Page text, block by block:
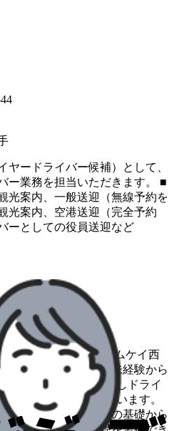
ヤードライバー候補）として、
ー業務を担当いただきます。 ■
光案内、一般送迎（無線予約を
光案内、空港送迎（完全予約
ーとしての役員送迎など
勤OK
手厚い教育制度＞ エムケイ西
イバーのほぼ全員が未経験から
方をプロの“おもてなしドライ
研修制度が充実しています。
技術や洗車方法などの基礎から